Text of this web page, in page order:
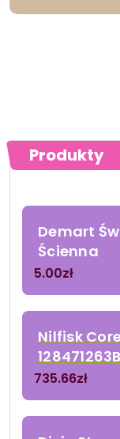
Produkty
Demart
Ścienna
5.00zł
Nilfisk
128471263B
735.66zł